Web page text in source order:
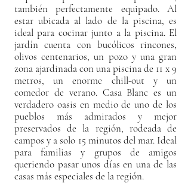
también perfectamente equipado. Al
estar ubicada al lado de la piscina, es
ideal para cocinar junto a la piscina. El
jardín cuenta con bucólicos rincones,
olivos centenarios, un pozo y una gran
zona ajardinada con una piscina de 11 x 9
metros, un enorme chill-out y un
comedor de verano. Casa Blanc es un
verdadero oasis en medio de uno de los
pueblos más admirados y mejor
preservados de la región, rodeada de
campos y a solo 15 minutos del mar. Ideal
para familias y grupos de amigos
queriendo pasar unos días en una de las
casas más especiales de la región.